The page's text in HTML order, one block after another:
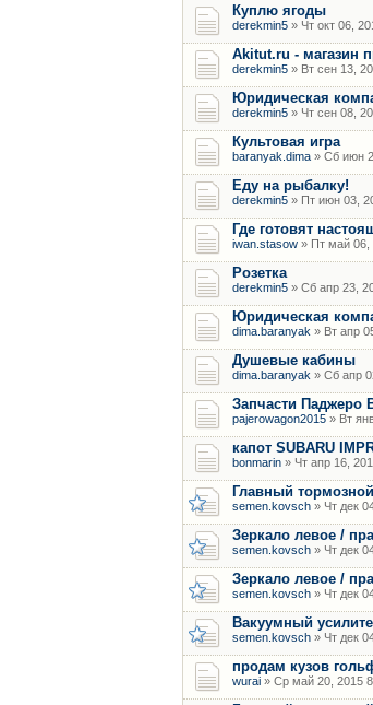
Куплю ягоды
derekmin5 » Чт окт 06,
Akitut.ru - магазин
derekmin5 » Вт сен 13,
Юридическая
derekmin5 » Чт сен 08,
Культовая игра
baranyak.dima » Сб июн
Еду на рыбалку!
derekmin5 » Пт июн 03,
Где готовят
iwan.stasow » Пт май 06,
Розетка
derekmin5 » Сб апр 23,
Юридическая
dima.baranyak » Вт апр
Душевые кабины
dima.baranyak » Сб апр
Запчасти Паджеро
pajerowagon2015 » Вт
капот SUBARU
bonmarin » Чт апр 16,
Главный
semen.kovsch » Чт дек
Зеркало левое /
semen.kovsch » Чт дек
Зеркало левое /
semen.kovsch » Чт дек
Вакуумный
semen.kovsch » Чт дек
продам кузов
wurai » Ср май 20, 2015